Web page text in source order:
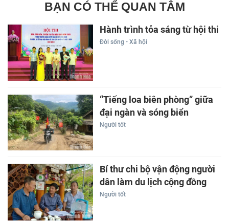
BẠN CÓ THỂ QUAN TÂM
Hành trình tỏa sáng từ hội thi
Đời sống - Xã hội
“Tiếng loa biên phòng” giữa
đại ngàn và sóng biển
Người tốt
Bí thư chi bộ vận động người
dân làm du lịch cộng đồng
Người tốt